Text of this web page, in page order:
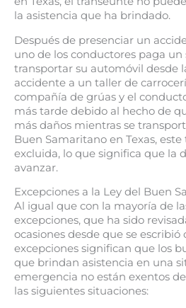
la asistencia que ha brindado.
Después de presenciar un
uno de los conductores paga un
transportar su automóvil desde
accidente a un taller de
compañía de grúas y el
más tarde debido al hecho de
más daños mientras se
Buen Samaritano en Texas,
excluida, lo que significa que la
avanzar.
Excepciones a la Ley del Buen
Al igual que con la mayoría de
excepciones, que ha sido
ocasiones desde que se
excepciones significan que los
que brindan asistencia en una
emergencia no están exentos
las siguientes situaciones: